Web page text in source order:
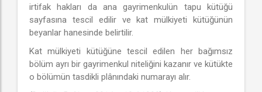
irtifak hakları da ana gayrimenkulün tapu kütüğü
sayfasına tescil edilir ve kat mülkiyeti kütüğünün
beyanlar hanesinde belirtilir.
Kat mülkiyeti kütüğüne tescil edilen her bağımsız
bölüm ayrı bir gayrimenkul niteliğini kazanır ve kütükte
o bölümün tasdikli plânındaki numarayı alır.